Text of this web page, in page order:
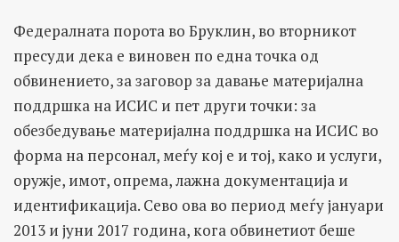
Федералната порота во Бруклин, во вторникот
пресуди дека е виновен по една точка од
обвинението, за заговор за давање материјална
поддршка на ИСИС и пет други точки: за
обезбедување материјална поддршка на ИСИС во
форма на персонал, меѓу кој е и тој, како и услуги,
оружје, имот, опрема, лажна документација и
идентификација. Сево ова во период меѓу јануари
2013 и јуни 2017 година, кога обвинетиот беше